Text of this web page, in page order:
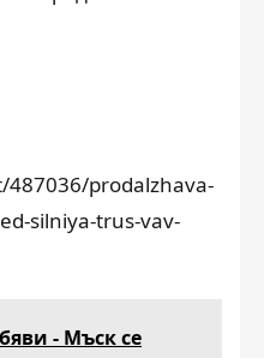
prodalzhava-
silniya-trus-vav-
- Мъск се